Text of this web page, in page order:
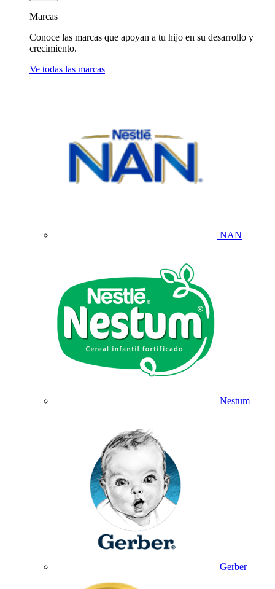
Marcas
Conoce las marcas que apoyan a tu hijo en su desarrollo y
crecimiento.
Ve todas las marcas
NAN
Nestum
Gerber